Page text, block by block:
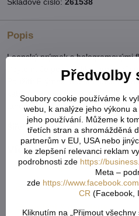
Popis
Leonský prýmek s hologramovými
třpytem. Je pevný, díky lurexu
Použití: Prýmek můžete našít na
kabátů. Je vhodný také na
tanečních kostýmů.
10 mm
Více z kategorie
Textilní galanterie
prýmky leonské a krajky s
Předvolby
Soubory cookie používáme k
webu, k analýze jeho výkonu
jeho používání. Můžeme k
třetích stran a shromážděná
partnerům v EU, USA nebo
ke zlepšení relevanci reklam
podrobnosti zde https://
Meta –
zde https://
CR (Facebook,
Kliknutím na „Přijmout